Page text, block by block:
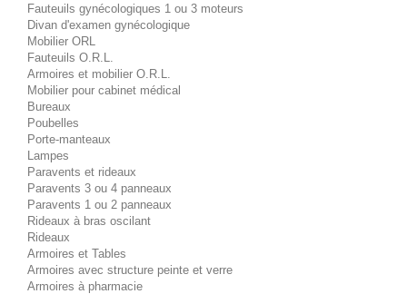
Fauteuils gynécologiques 1 ou 3 moteurs
Divan d'examen gynécologique
Mobilier ORL
Fauteuils O.R.L.
Armoires et mobilier O.R.L.
Mobilier pour cabinet médical
Bureaux
Poubelles
Porte-manteaux
Lampes
Paravents et rideaux
Paravents 3 ou 4 panneaux
Paravents 1 ou 2 panneaux
Rideaux à bras oscilant
Rideaux
Armoires et Tables
Armoires avec structure peinte et verre
Armoires à pharmacie